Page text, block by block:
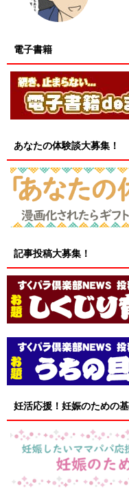
電子書籍
あなたの体験談大募集！
記事投稿大募集！
妊活応援！妊娠のための